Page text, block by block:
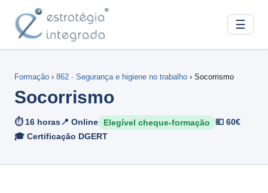
☰
Formação › 862 · Segurança e higiene no trabalho › Socorrismo
Socorrismo
⏱ 16 horas📍 Online Elegível cheque-formação
💶 60€
🎓 Certificação DGERT